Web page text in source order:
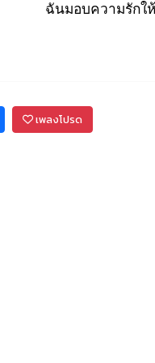
ฉันมอบความรักใ
เพลงโปรด